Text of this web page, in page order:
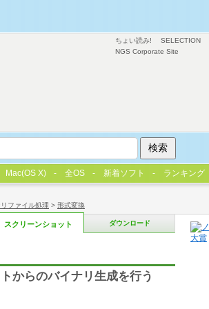
ファイル処理 > 形式変換
スクリーンショット ダウンロード
からのバイナリ生成を行う
ちょい読み! SELECTION
NGS Corporate Site
Mac(OS X) 全OS 新着ソフト ランキング